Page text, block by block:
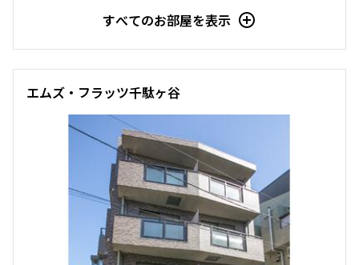
すべてのお部屋を表示
エムズ・フラッツ千駄ヶ谷